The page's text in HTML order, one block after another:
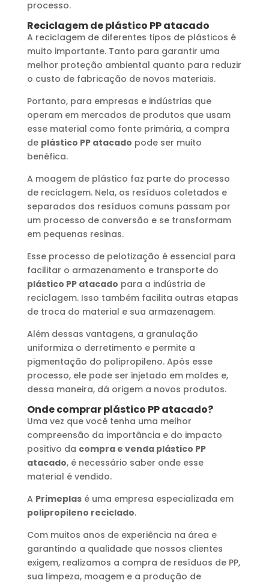
processo.
Reciclagem de plástico PP atacado
A reciclagem de diferentes tipos de plásticos é
muito importante. Tanto para garantir uma
melhor proteção ambiental quanto para reduzir
o custo de fabricação de novos materiais.
Portanto, para empresas e indústrias que
operam em mercados de produtos que usam
esse material como fonte primária, a compra
de plástico PP atacado pode ser muito
benéfica.
A moagem de plástico faz parte do processo
de reciclagem. Nela, os resíduos coletados e
separados dos resíduos comuns passam por
um processo de conversão e se transformam
em pequenas resinas.
Esse processo de pelotização é essencial para
facilitar o armazenamento e transporte do
plástico PP atacado para a indústria de
reciclagem. Isso também facilita outras etapas
de troca do material e sua armazenagem.
Além dessas vantagens, a granulação
uniformiza o derretimento e permite a
pigmentação do polipropileno. Após esse
processo, ele pode ser injetado em moldes e,
dessa maneira, dá origem a novos produtos.
Onde comprar plástico PP atacado?
Uma vez que você tenha uma melhor
compreensão da importância e do impacto
positivo da compra e venda plástico PP
atacado, é necessário saber onde esse
material é vendido.
A Primeplasé uma empresa especializada em
polipropileno reciclado.
Com muitos anos de experiência na área e
garantindo a qualidade que nossos clientes
exigem, realizamos a compra de resíduos de PP,
sua limpeza, moagem e a produção de